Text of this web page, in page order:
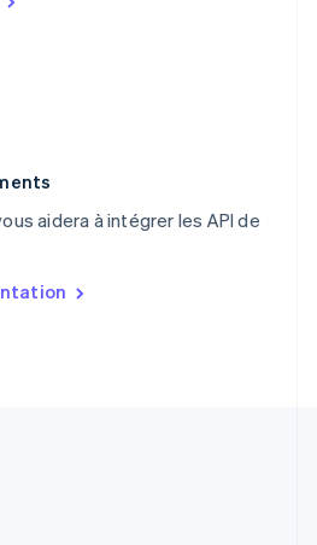
aidera à intégrer les API de